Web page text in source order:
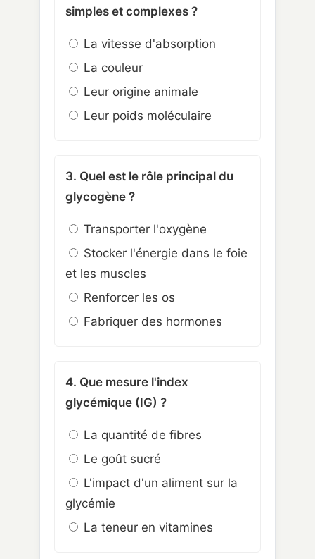
simples et complexes ?
La vitesse d'absorption
La couleur
Leur origine animale
Leur poids moléculaire
3. Quel est le rôle principal du
glycogène ?
Transporter l'oxygène
Stocker l'énergie dans le foie
et les muscles
Renforcer les os
Fabriquer des hormones
4. Que mesure l'index
glycémique (IG) ?
La quantité de fibres
Le goût sucré
L'impact d'un aliment sur la
glycémie
La teneur en vitamines